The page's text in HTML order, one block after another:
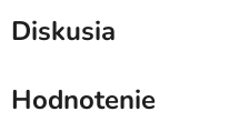
Diskusia
Hodnotenie